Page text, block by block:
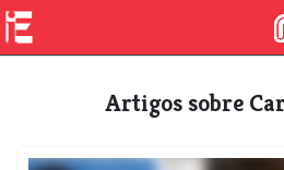
Artigos sobre